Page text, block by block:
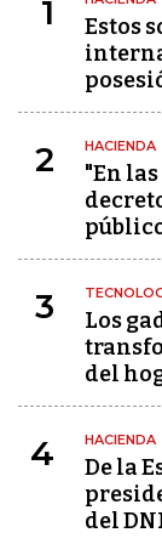
1
Estos
2 HACIENDA
"En
3
Los
del
4 HACIENDA
De la
del